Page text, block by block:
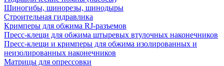
Шиногибы, шинорезы, шинодыры
Строительная гидравлика
Кримперы для обжима RJ-разъемов
Пресс-клещи для обжима штыревых втулочных наконечников
Пресс-клещи и кримперы для обжима изолированных и
неизолированных наконечников
Матрицы для опрессовки